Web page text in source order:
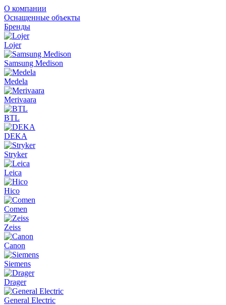
О компании
Оснащенные объекты
Бренды
Lojer
Samsung Medison
Medela
Merivaara
BTL
DEKA
Stryker
Leica
Hico
Comen
Zeiss
Canon
Siemens
Drager
General Electric